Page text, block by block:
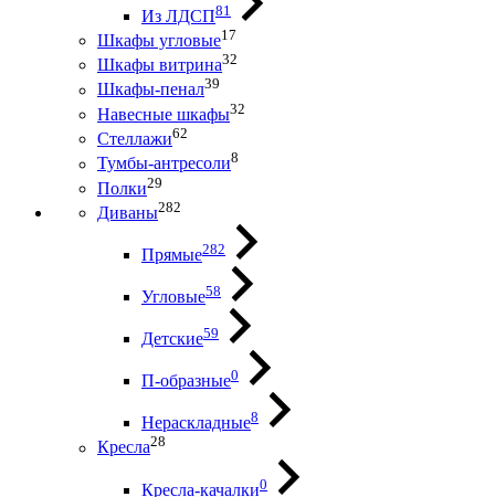
Из ЛДСП81
Шкафы угловые17
Шкафы витрина32
Шкафы-пенал39
Навесные шкафы32
Стеллажи62
Тумбы-антресоли8
Полки29
Диваны282
Прямые282
Угловые58
Детские59
П-образные0
Нераскладные8
Кресла28
Кресла-качалки0